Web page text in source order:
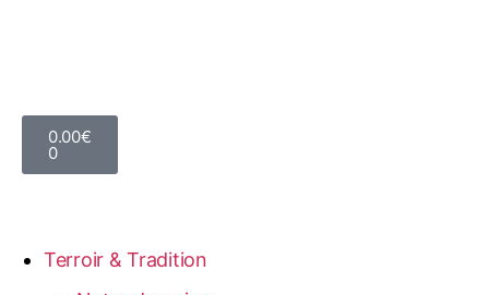
0.00€
0
Terroir & Tradition